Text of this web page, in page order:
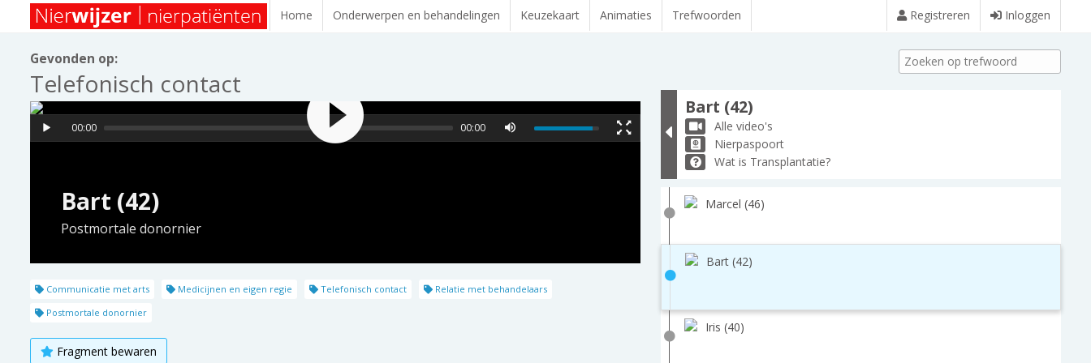
Home Onderwerpen en behandelingen Keuzekaart Animaties Trefwoorden Registreren Inloggen
Gevonden op:
Telefonisch contact
Bart (42)
Postmortale donornier
00:00 00:00
Communicatie met arts Medicijnen en eigen regie Telefonisch contact
Relatie met behandelaars
Postmortale donornier
Fragment bewaren
Bart (42)
Alle video's
Nierpaspoort
Wat is Transplantatie?
Marcel (46)
Bart (42)
Iris (40)